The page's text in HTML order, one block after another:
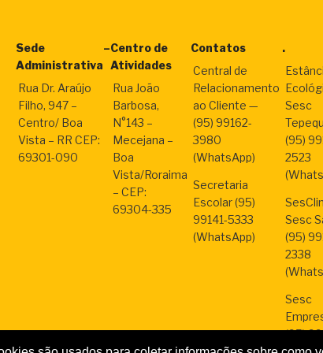
Sede
Administrativa
Rua Dr. Araújo
Filho, 947 –
Centro/ Boa
Vista – RR CEP:
69301-090
–Centro de
Atividades
Rua João
Barbosa,
N°143 –
Mecejana –
Boa
Vista/Roraima
– CEP:
69304-335
Contatos
Central de
Relacionamento
ao Cliente —
(95) 99162-
3980
(WhatsApp)
Secretaria
Escolar (95)
99141-5333
(WhatsApp)
.
Sesc
(95)
2523
Sesc
(95)
2338
Sesc
(95)